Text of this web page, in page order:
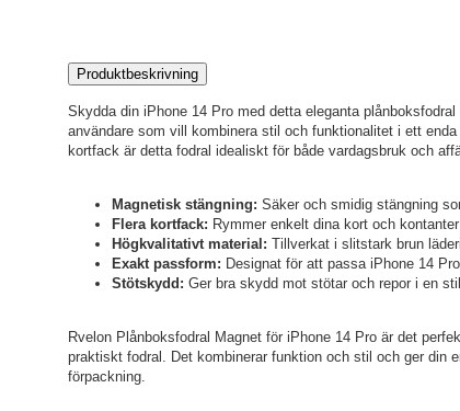
Produktbeskrivning
Skydda din iPhone 14 Pro med detta eleganta
användare som vill kombinera stil och funktionalitet i ett
kortfack är detta fodral idealiskt för både vardagsbruk och
Magnetisk stängning: Säker och smidig stängning
Flera kortfack: Rymmer enkelt dina kort och
Högkvalitativt material: Tillverkat i slitstark brun
Exakt passform: Designat för att passa iPhone 14
Stötskydd: Ger bra skydd mot stötar och repor i en
Rvelon Plånboksfodral Magnet för iPhone 14 Pro är det
praktiskt fodral. Det kombinerar funktion och stil och ger din
förpackning.